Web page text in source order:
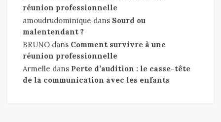
réunion professionnelle
amoudrudominique dans Sourd ou
malentendant ?
BRUNO dans Comment survivre à une
réunion professionnelle
Armelle dans Perte d’audition : le casse-tête
de la communication avec les enfants